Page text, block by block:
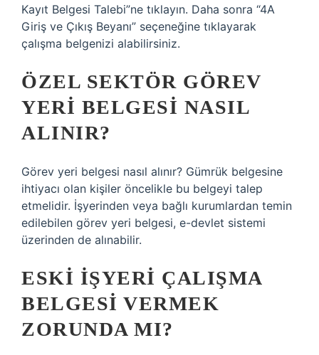
Kayıt Belgesi Talebi”ne tıklayın. Daha sonra “4A
Giriş ve Çıkış Beyanı” seçeneğine tıklayarak
çalışma belgenizi alabilirsiniz.
ÖZEL SEKTÖR GÖREV
YERI BELGESI NASIL
ALINIR?
Görev yeri belgesi nasıl alınır? Gümrük belgesine
ihtiyacı olan kişiler öncelikle bu belgeyi talep
etmelidir. İşyerinden veya bağlı kurumlardan temin
edilebilen görev yeri belgesi, e-devlet sistemi
üzerinden de alınabilir.
ESKI IŞYERI ÇALIŞMA
BELGESI VERMEK
ZORUNDA MI?